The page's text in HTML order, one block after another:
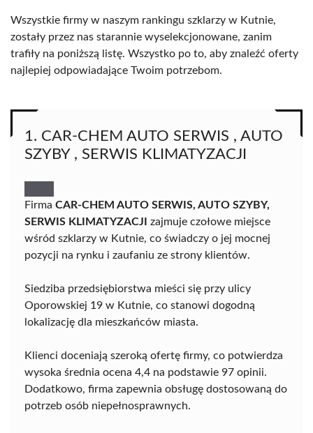
Wszystkie firmy w naszym rankingu szklarzy w Kutnie,
zostały przez nas starannie wyselekcjonowane, zanim
trafiły na poniższą listę. Wszystko po to, aby znaleźć oferty
najlepiej odpowiadające Twoim potrzebom.
1. CAR-CHEM AUTO SERWIS , AUTO
SZYBY , SERWIS KLIMATYZACJI
Firma CAR-CHEM AUTO SERWIS, AUTO SZYBY,
SERWIS KLIMATYZACJI
zajmuje czołowe miejsce
wśród szklarzy w Kutnie, co świadczy o jej mocnej
pozycji na rynku i zaufaniu ze strony klientów.
Siedziba przedsiębiorstwa mieści się przy ulicy
Oporowskiej 19 w Kutnie, co stanowi dogodną
lokalizację dla mieszkańców miasta.
Klienci doceniają szeroką ofertę firmy, co potwierdza
wysoka średnia ocena 4,4 na podstawie 97 opinii.
Dodatkowo, firma zapewnia obsługę dostosowaną do
potrzeb osób niepełnosprawnych.